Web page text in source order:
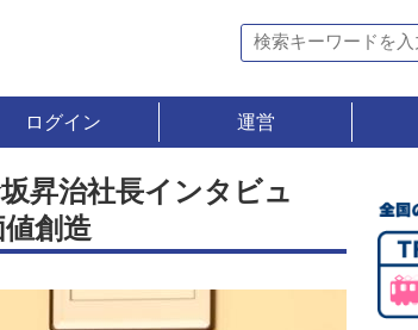
ログイン 運営
治社長インタビュ
創造